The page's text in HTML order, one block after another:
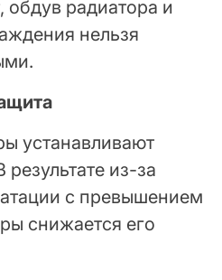
обдув радиатора и
нельзя
устанавливают
результате из-за
с превышением
снижается его